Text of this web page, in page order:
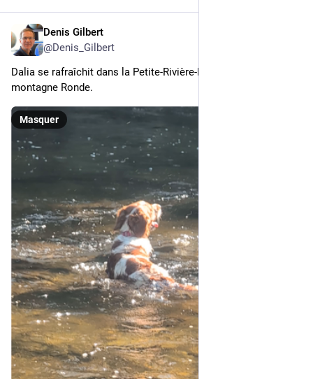
Denis Gilbert
@Denis_Gilbert
Dalia se rafraîchit dans la Petite-Rivière-Rimouski, au bas de la
montagne Ronde.
Masquer